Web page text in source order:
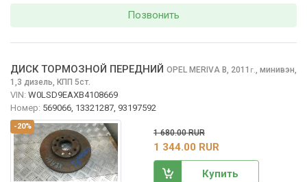
Позвонить
-20%
ДИСК ТОРМОЗНОЙ ПЕРЕДНИЙ OPEL MERIVA B, 2011 г., минивэн,
1,3 дизель, КПП 5ст.
VIN: W0LSD9EAXB4108669
Номер: 569066, 13321287, 93197592
1 680.00 RUR
1 344.00 RUR
Купить